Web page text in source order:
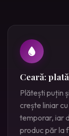
Ceară:
Plătești puțin
crește liniar
temporar, iar
produc păr la